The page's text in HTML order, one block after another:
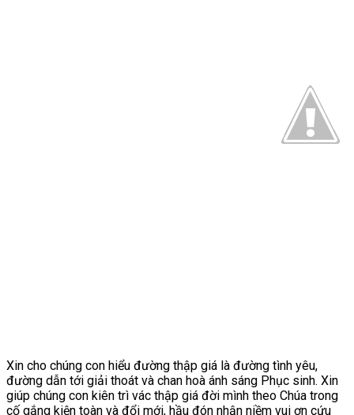
Xin cho chúng con hiểu đường thập giá là đường tình yêu,
đường dẫn tới giải thoát và chan hoà ánh sáng Phục sinh. Xin
giúp chúng con kiên trì vác thập giá đời mình theo Chúa trong
cố gắng kiện toàn và đổi mới, hầu đón nhận niềm vui ơn cứu